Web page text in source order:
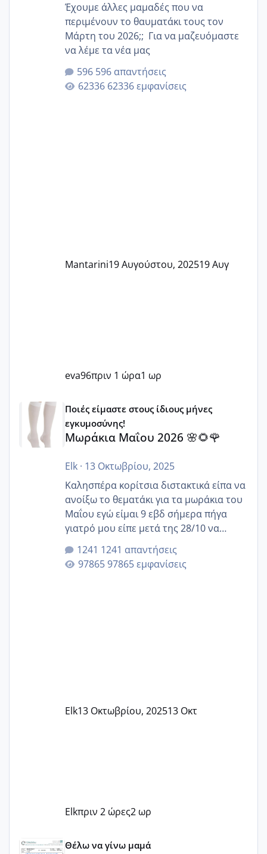
Έχουμε άλλες μαμαδές που να
περιμένουν το θαυματάκι τους τον
Μάρτη του 2026;; Για να μαζευόμαστε
να λέμε τα νέα μας
596 απαντήσεις
62336 εμφανίσεις
Mantarini19 Αυγούστου, 202519 Αυγ
eva96πριν 1 ώρα1 ωρ
Μωράκια Μαΐου 2026 🌸🌻🌹
Ποιές είμαστε στους ίδιους μήνες
εγκυμοσύνης!
Μωράκια Μαΐου 2026 🌸🌻🌹
Elk· 13 Οκτωβρίου, 2025
Καλησπέρα κορίτσια διστακτικά είπα να
ανοίξω το θεματάκι για τα μωράκια του
Μαΐου εγώ είμαι 9 εβδ σήμερα πήγα
γιατρό μου είπε μετά της 28/10 να
κλείσω ραντεβού για την αυχενική είναι
καμιά άλλη κοπέλα να γεννάει Μάιο ;;
1241 απαντήσεις
97865 εμφανίσεις
Elk13 Οκτωβρίου, 202513 Οκτ
Elkπριν 2 ώρες2 ωρ
Θέλω να γίνω μαμά